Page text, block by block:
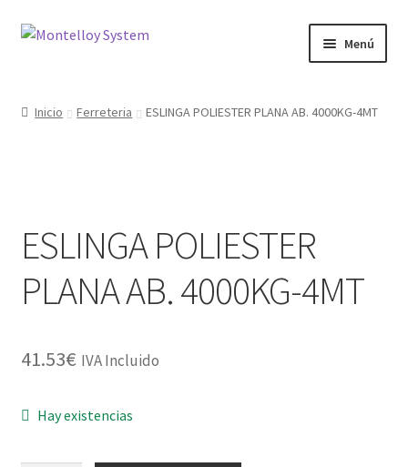
Ir
Ir
Menú
Maquinaria
Protección Laboral
Inicio Ferreteria ESLINGA POLIESTER PLANA AB. 4000KG-4MT
ESLINGA POLIESTER
PLANA AB. 4000KG-4MT
41.53€ IVA Incluido
Hay existencias